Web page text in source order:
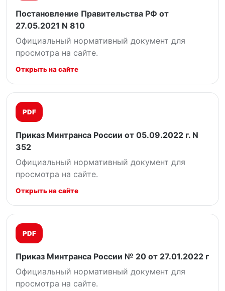
Постановление Правительства РФ от
27.05.2021 N 810
Официальный нормативный документ для
просмотра на сайте.
Открыть на сайте
PDF
Приказ Минтранса России от 05.09.2022 г. N
352
Официальный нормативный документ для
просмотра на сайте.
Открыть на сайте
PDF
Приказ Минтранса России № 20 от 27.01.2022 г
Официальный нормативный документ для
просмотра на сайте.